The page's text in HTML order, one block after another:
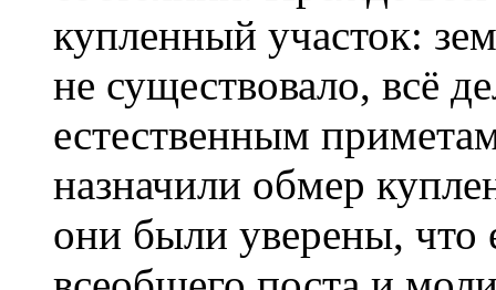
купленный участок:
не существовало, всё
естественным
назначили обмер
они были уверены, что